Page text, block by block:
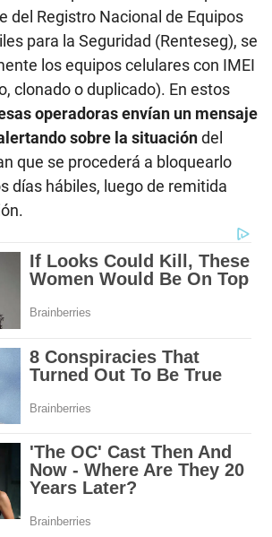
del Registro Nacional de Equipos
para la Seguridad (Renteseg), se
los equipos celulares con IMEI
clonado o duplicado). En estos
operadoras envían un mensaje
sobre la situacióndel
que se procederá a bloquearlo
días hábiles, luego de remitida